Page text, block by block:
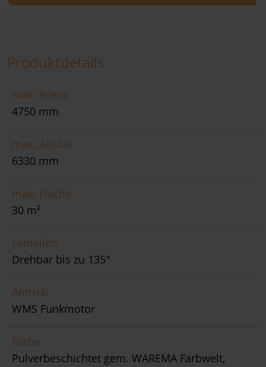
Produktdetails
max. Breite
4750 mm
max. Ausfall
6330 mm
max. Fläche
30 m²
Lamellen
Drehbar bis zu 135°
Antrieb
WMS Funkmotor
Farbe
Pulverbeschichtet gem. WAREMA Farbwelt,